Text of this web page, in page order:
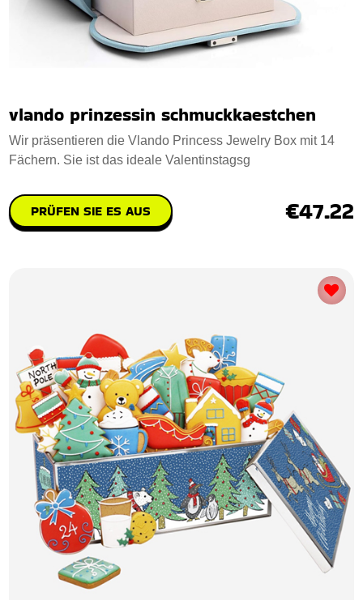
vlando prinzessin schmuckkaestchen
Wir präsentieren die Vlando Princess Jewelry Box mit 14
Fächern. Sie ist das ideale Valentinstagsg
PRÜFEN SIE ES AUS €47.22